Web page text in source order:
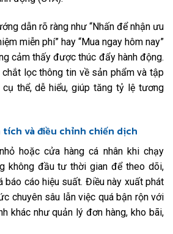
dẫn rõ ràng như “Nhấn để nhận ưu
miễn phí” hay “Mua ngay hôm nay”
cảm thấy được thúc đẩy hành động.
chắt lọc thông tin về sản phẩm và tập
thể, dễ hiểu, giúp tăng tỷ lệ tương
và điều chỉnh chiến dịch
hoặc cửa hàng cá nhân khi chạy
không đầu tư thời gian để theo dõi,
báo cáo hiệu suất. Điều này xuất phát
chuyên sâu lẫn việc quá bận rộn với
khác như quản lý đơn hàng, kho bãi,